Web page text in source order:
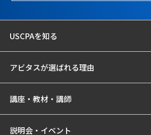
USCPAを知る
アビタスが選ばれる理由
講座・教材・講師
説明会・イベント